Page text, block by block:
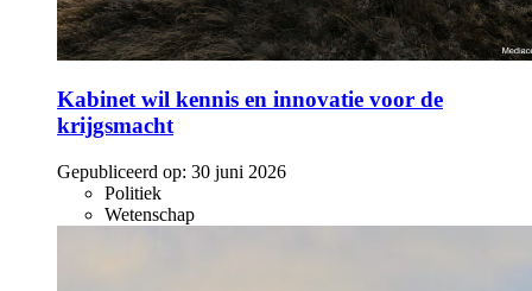
Kabinet wil kennis en innovatie voor de
krijgsmacht
Gepubliceerd op: 30 juni 2026
Politiek
Wetenschap